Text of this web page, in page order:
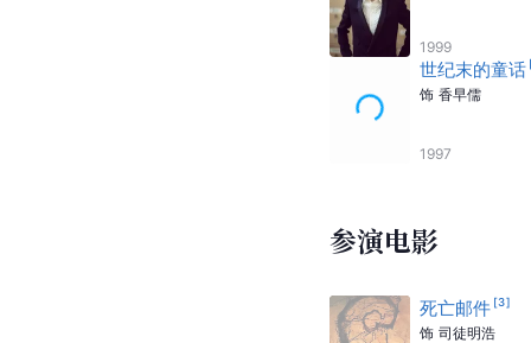
1999
世纪末的童话
饰 香早儒
1997
参演电影
死亡邮件 [3]
饰 司徒明浩